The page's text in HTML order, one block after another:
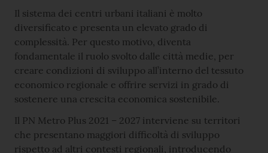
Il sistema dei centri urbani italiani è molto
diversificato e presenta un elevato grado di
complessità. Per questo motivo, diventa
fondamentale il ruolo svolto dalle città medie, per
creare condizioni di sviluppo all’interno del tessuto
economico regionale e offrire servizi in grado di
sostenere una crescita economica sostenibile.
Il PN Metro Plus 2021 – 2027 interviene su territori
che presentano maggiori difficoltà di sviluppo
rispetto ad altri contesti regionali, introducendo